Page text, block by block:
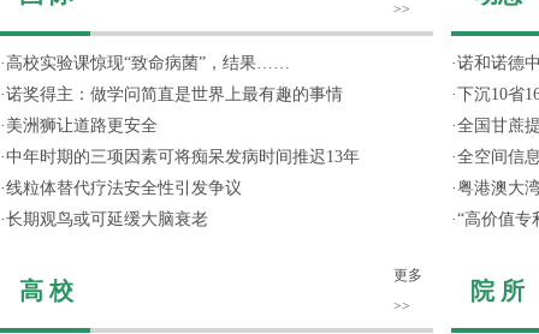
>>
· 高校实验课惊现“致命病菌”，结果……
·诺奖得主：做学问简直是世界上最有趣的事情
· 美洲狮让道路更安全
·中年时期的三项因素可将痴呆发病时间推迟13年
·线粒体替代疗法安全性引发争议
·长期观鸟或可延缓大脑衰老
高 校
更多
>>
·诺和诺德
·下沉10省
·全国甘蔗
·全空间信
·粤港澳大
·“高价值专
院 所